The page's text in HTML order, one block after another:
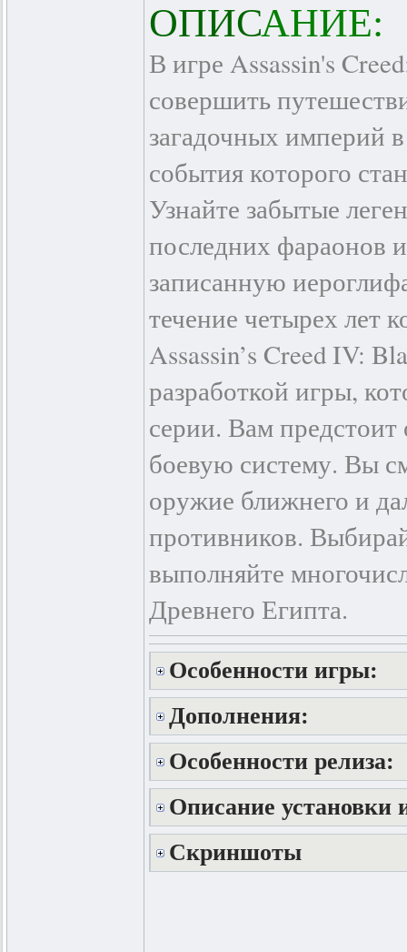
ОПИСАНИЕ:
В игре Assassin's
совершить
загадочных империй
события которого
Узнайте забытые
последних фараонов
записанную
течение четырех лет
Assassin’s Creed IV:
разработкой игры,
серии. Вам
боевую систему. Вы
оружие ближнего и
противников.
выполняйте
Древнего Египта.
Особенности игры:
Дополнения:
Особенности релиза:
Описание установки
Скриншоты